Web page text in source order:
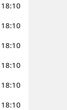
18:10
18:10
18:10
18:10
18:10
18:10